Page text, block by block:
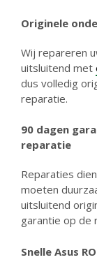
Originele
Wij repareren
uitsluitend met
dus volledig
reparatie.
90 dagen
reparatie
Reparaties
moeten
uitsluitend
garantie op de
Snelle Asus